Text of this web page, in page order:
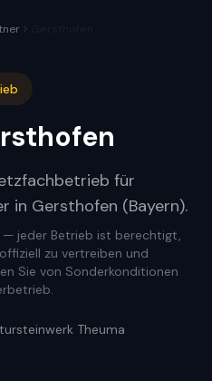
für
in Gersthofen (Bayern).
jeder Betrieb ist berechtigt,
zu vertreiben und
Sie von Sonderkonditionen
Theuma